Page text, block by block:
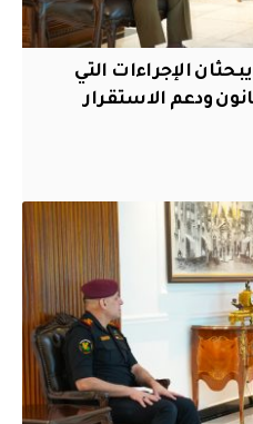
الإجراءات التي
ودعم الاستقرار